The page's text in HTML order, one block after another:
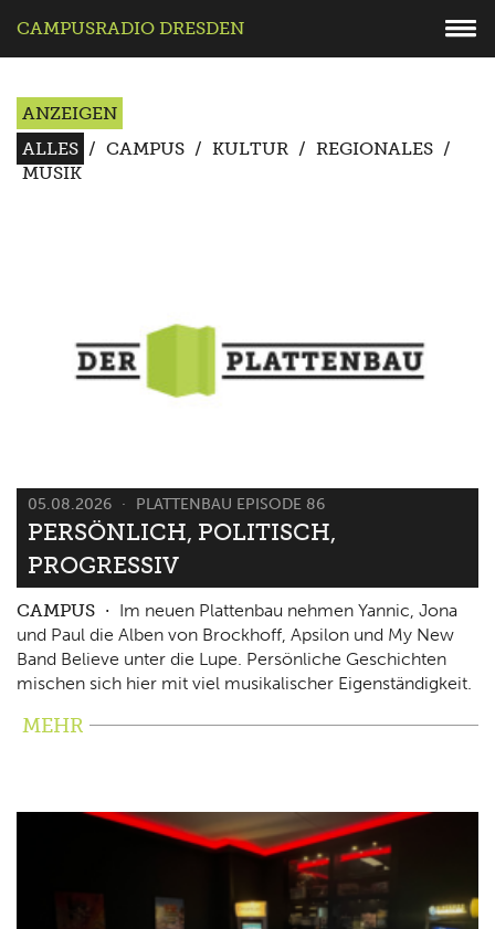
CAMPUSRADIO DRESDEN
ANZEIGEN
ALLES / CAMPUS / KULTUR / REGIONALES /
MUSIK
05.08.2026 PLATTENBAU EPISODE 86
PERSÖNLICH, POLITISCH,
PROGRESSIV
CAMPUS
Im neuen Plattenbau nehmen Yannic, Jona
und Paul die Alben von Brockhoff, Apsilon und My New
Band Believe unter die Lupe. Persönliche Geschichten
mischen sich hier mit viel musikalischer Eigenständigkeit.
MEHR